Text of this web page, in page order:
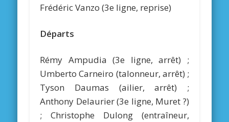
Frédéric Vanzo (3e ligne, reprise)
Départs
Rémy Ampudia (3e ligne, arrêt) ;
Umberto Carneiro (talonneur, arrêt) ;
Tyson Daumas (ailier, arrêt) ;
Anthony Delaurier (3e ligne, Muret ?)
; Christophe Dulong (entraîneur,